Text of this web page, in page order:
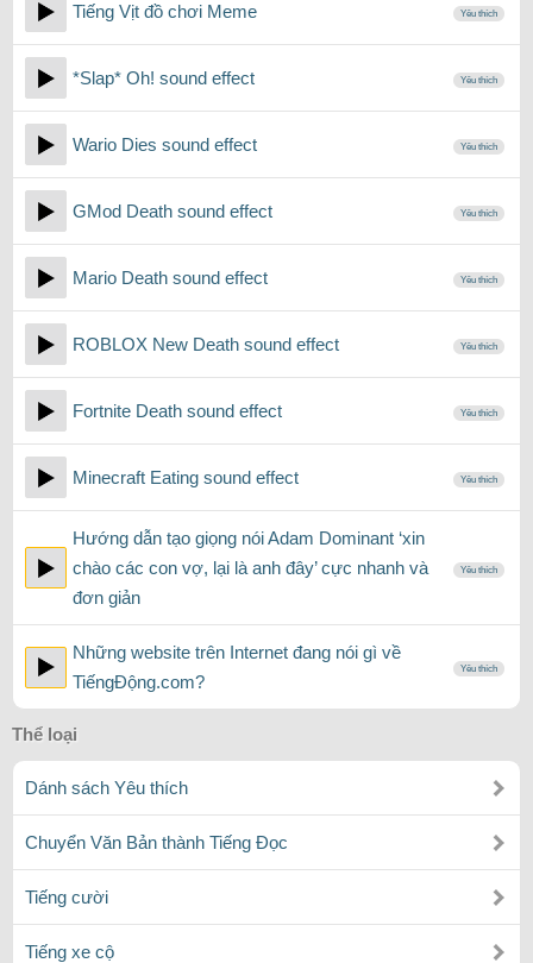
Tiếng Vịt đồ chơi Meme Yêu thích
*Slap* Oh! sound effect Yêu thích
Wario Dies sound effect Yêu thích
GMod Death sound effect Yêu thích
Mario Death sound effect Yêu thích
ROBLOX New Death sound effect Yêu thích
Fortnite Death sound effect Yêu thích
Minecraft Eating sound effect Yêu thích
Hướng dẫn tạo giọng nói Adam Dominant ‘xin
chào các con vợ, lại là anh đây’ cực nhanh và
đơn giản
Yêu thích
Những website trên Internet đang nói gì về
TiếngĐộng.com?
Yêu thích
Thể loại
Dánh sách Yêu thích
Chuyển Văn Bản thành Tiếng Đọc
Tiếng cười
Tiếng xe cộ